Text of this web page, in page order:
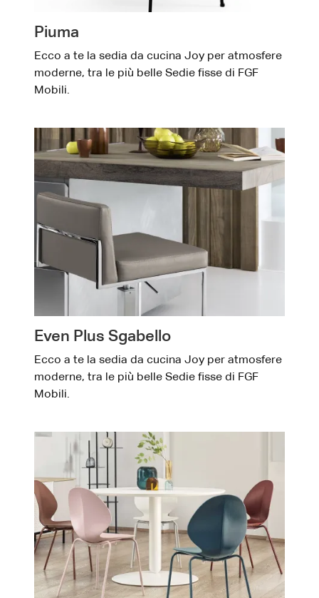
Piuma
Ecco a te la sedia da cucina Joy per atmosfere
moderne, tra le più belle Sedie fisse di FGF
Mobili.
Even Plus Sgabello
Ecco a te la sedia da cucina Joy per atmosfere
moderne, tra le più belle Sedie fisse di FGF
Mobili.